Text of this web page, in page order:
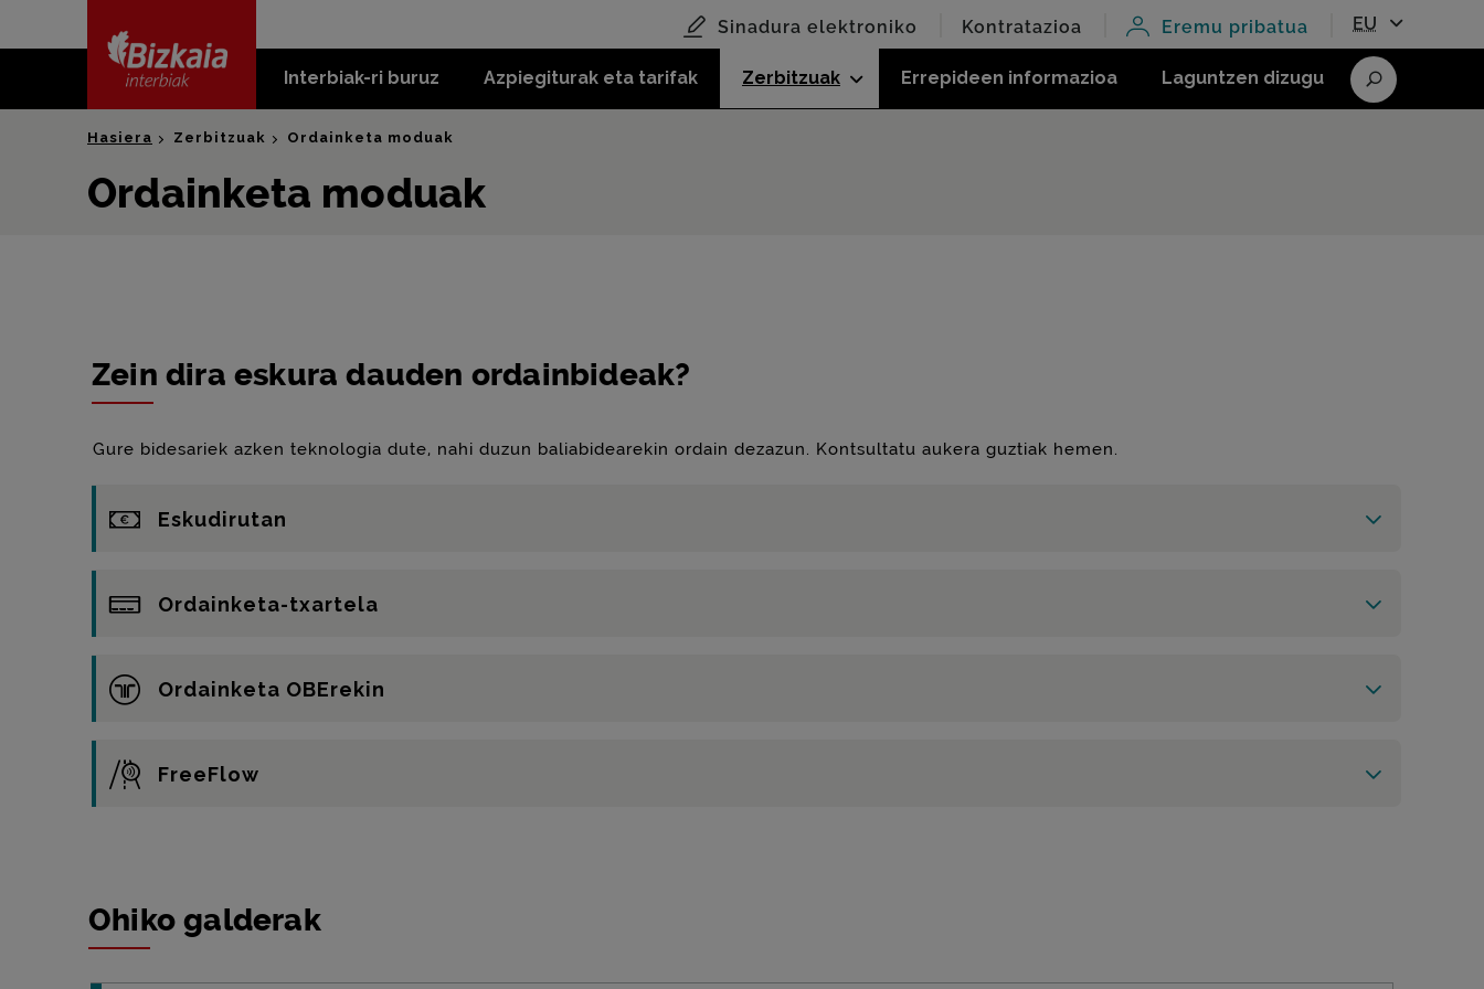
content
Interbiak-ri buruz Azpiegiturak eta tarifak Zerbitzuak Errepideen informazioa Laguntzen dizugu
Sinadura elektroniko Kontratazioa Eremu pribatua EU
Bilatu
Hasiera Zerbitzuak Ordainketa moduak
Ordainketa moduak
Zein dira eskura dauden ordainbideak?
Gure bidesariek azken teknologia dute, nahi duzun baliabidearekin ordain dezazun. Kontsultatu aukera guztiak hemen.
Eskudirutan
Ordainketa-txartela
Ordainketa OBErekin
FreeFlow
Ohiko galderak